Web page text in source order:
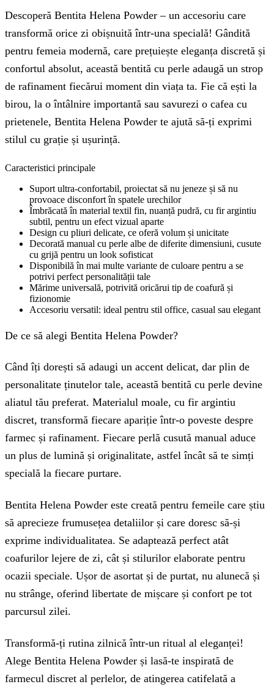
Descoperă Bentita Helena Powder – un accesoriu care
transformă orice zi obișnuită într-una specială! Gândită
pentru femeia modernă, care prețuiește eleganța discretă și
confortul absolut, această bentită cu perle adaugă un strop
de rafinament fiecărui moment din viața ta. Fie că ești la
birou, la o întâlnire importantă sau savurezi o cafea cu
prietenele, Bentita Helena Powder te ajută să-ți exprimi
stilul cu grație și ușurință.
Caracteristici principale
Suport ultra-confortabil, proiectat să nu jeneze și să nu
provoace disconfort în spatele urechilor
Îmbrăcată în material textil fin, nuanță pudră, cu fir argintiu
subtil, pentru un efect vizual aparte
Design cu pliuri delicate, ce oferă volum și unicitate
Decorată manual cu perle albe de diferite dimensiuni, cusute
cu grijă pentru un look sofisticat
Disponibilă în mai multe variante de culoare pentru a se
potrivi perfect personalității tale
Mărime universală, potrivită oricărui tip de coafură și
fizionomie
Accesoriu versatil: ideal pentru stil office, casual sau elegant
De ce să alegi Bentita Helena Powder?
Când îți dorești să adaugi un accent delicat, dar plin de
personalitate ținutelor tale, această bentită cu perle devine
aliatul tău preferat. Materialul moale, cu fir argintiu
discret, transformă fiecare apariție într-o poveste despre
farmec și rafinament. Fiecare perlă cusută manual aduce
un plus de lumină și originalitate, astfel încât să te simți
specială la fiecare purtare.
Bentita Helena Powder este creată pentru femeile care știu
să aprecieze frumusețea detaliilor și care doresc să-și
exprime individualitatea. Se adaptează perfect atât
coafurilor lejere de zi, cât și stilurilor elaborate pentru
ocazii speciale. Ușor de asortat și de purtat, nu alunecă și
nu strânge, oferind libertate de mișcare și confort pe tot
parcursul zilei.
Transformă-ți rutina zilnică într-un ritual al eleganței!
Alege Bentita Helena Powder și lasă-te inspirată de
farmecul discret al perlelor, de atingerea catifelată a